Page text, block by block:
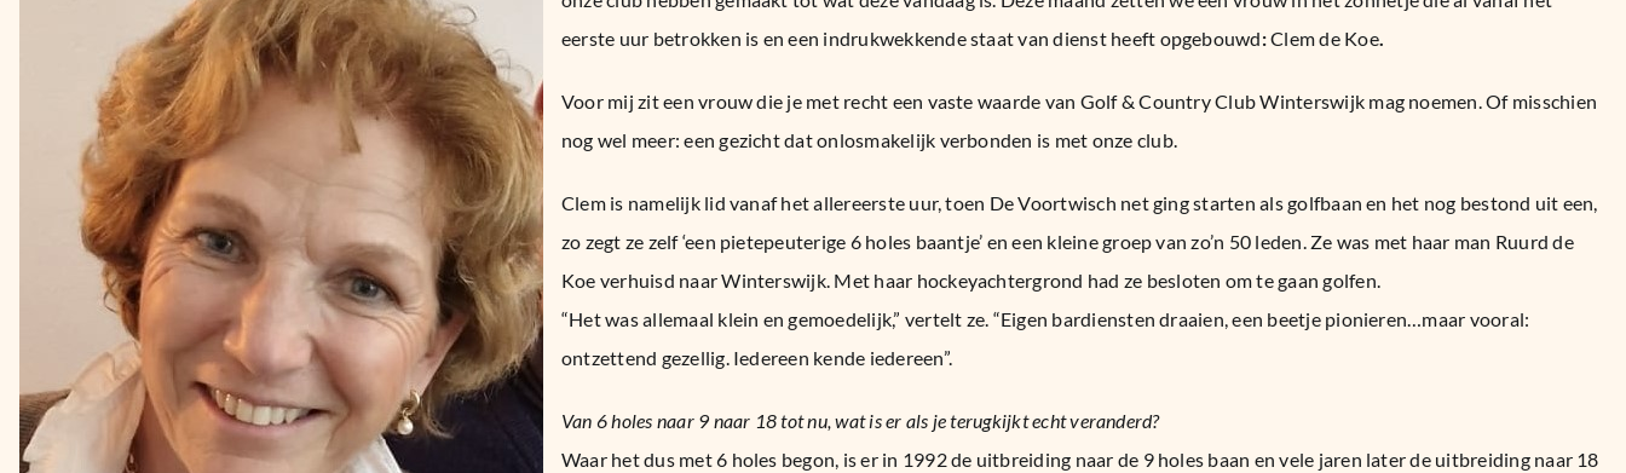
eerste uur betrokken is en een indrukwekkende staat van dienst heeft opgebouwd:Clem de Koe.
Voor mij zit een vrouw die je met recht een vaste waarde van Golf & Country Club Winterswijk mag noemen. Of misschien
nog wel meer: een gezicht dat onlosmakelijk verbonden is met onze club.
Clem is namelijk lid vanaf het allereerste uur, toen De Voortwisch net ging starten als golfbaan en het nog bestond uit een,
zo zegt ze zelf ‘een pietepeuterige 6 holes baantje’ en een kleine groep van zo’n 50 leden. Ze was met haar man Ruurd de
Koe verhuisd naar Winterswijk. Met haar hockeyachtergrond had ze besloten om te gaan golfen.
“Het was allemaal klein en gemoedelijk,” vertelt ze. “Eigen bardiensten draaien, een beetje pionieren…maar vooral:
ontzettend gezellig. Iedereen kende iedereen”.
Van 6 holes naar 9 naar 18 tot nu, wat is er als je terugkijkt echt veranderd?
Waar het dus met 6 holes begon, is er in 1992 de uitbreiding naar de 9 holes baan en vele jaren later de uitbreiding naar 18